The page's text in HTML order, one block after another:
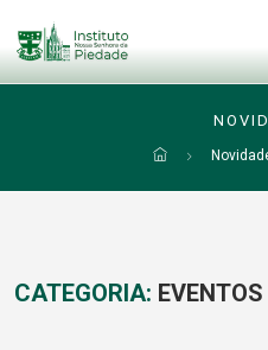
CATEGORIA: EVENTOS